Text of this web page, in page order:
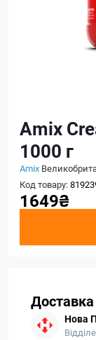
Amix
1000 г
Amix
Код товару:
1649₴
Доставка
Нова